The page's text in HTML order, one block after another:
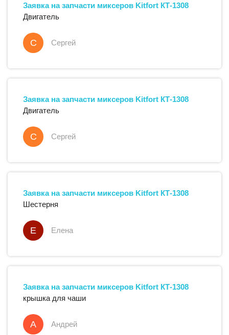
Заявка на запчасти миксеров Kitfort КТ-1308
Двигатель
С Сергей
Заявка на запчасти миксеров Kitfort КТ-1308
Двигатель
С Сергей
Заявка на запчасти миксеров Kitfort КТ-1308
Шестерня
Е Елена
Заявка на запчасти миксеров Kitfort КТ-1308
крышка для чаши
А Андрей